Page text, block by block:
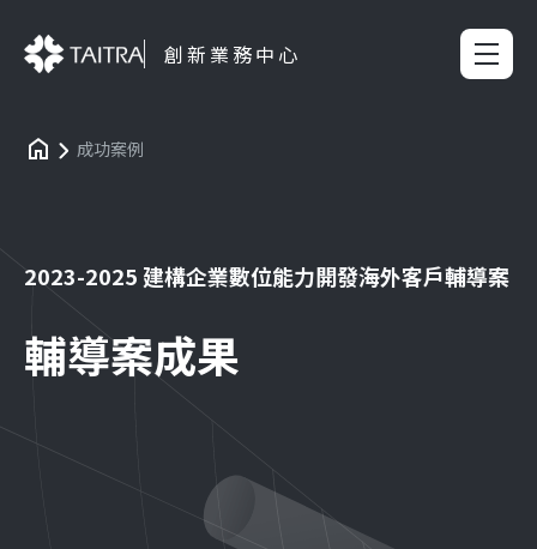
創新業務中心
成功案例
2023-2025 建構企業數位能力開發海外客戶輔導案
輔導案成果